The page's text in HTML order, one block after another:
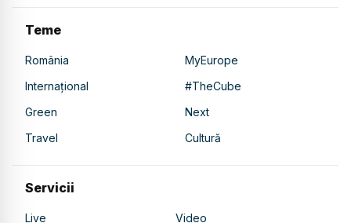
Teme
România
MyEurope
Internațional
#TheCube
Green
Next
Travel
Cultură
Servicii
Live Video